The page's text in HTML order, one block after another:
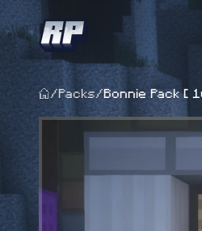
/Packs/ Bonnie Pack [